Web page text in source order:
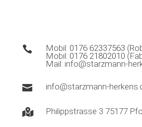
 Mobil: 0176 62337563
Mobil: 0176 21802010
Mail: info@starzmann-
 info@starzmann-
 Philippstrasse 3 75177